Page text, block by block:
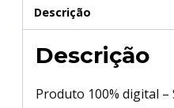
Descrição
Descrição
Produto 100% digital